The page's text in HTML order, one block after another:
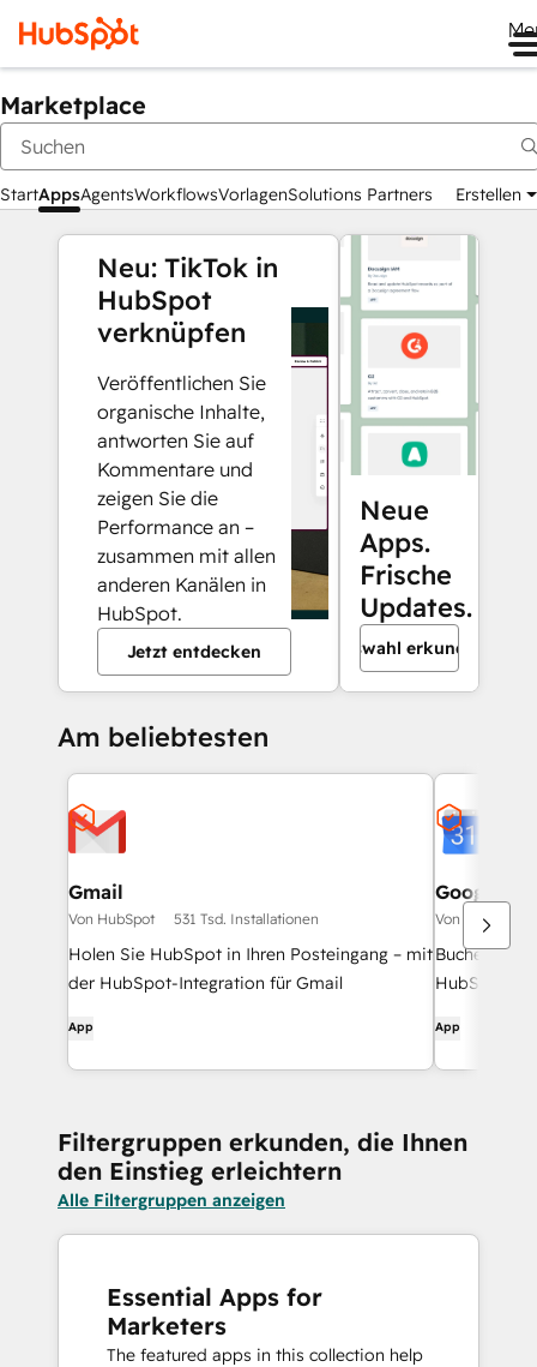
Marketplace
StartAppsAgentsWorkflowsVorlagenSolutions Partners Erstellen
Neu: TikTok in
HubSpot
verknüpfen
Veröffentlichen Sie
organische Inhalte,
antworten Sie auf
Kommentare und
zeigen Sie die
Performance an –
zusammen mit allen
anderen Kanälen in
HubSpot.
Jetzt entdecken
Neue
Apps.
Frische
Updates.
Auswahl erkunden
Am beliebtesten
Gmail
Von HubSpot 531 Tsd. Installationen
Holen Sie HubSpot in Ihren Posteingang – mit
der HubSpot-Integration für Gmail
App
Google
Von HubSpot
Buchen Sie
HubSpot
App
Filtergruppen erkunden, die Ihnen
den Einstieg erleichtern
Alle Filtergruppen anzeigen
Essential Apps for
Marketers
The featured apps in this collection help